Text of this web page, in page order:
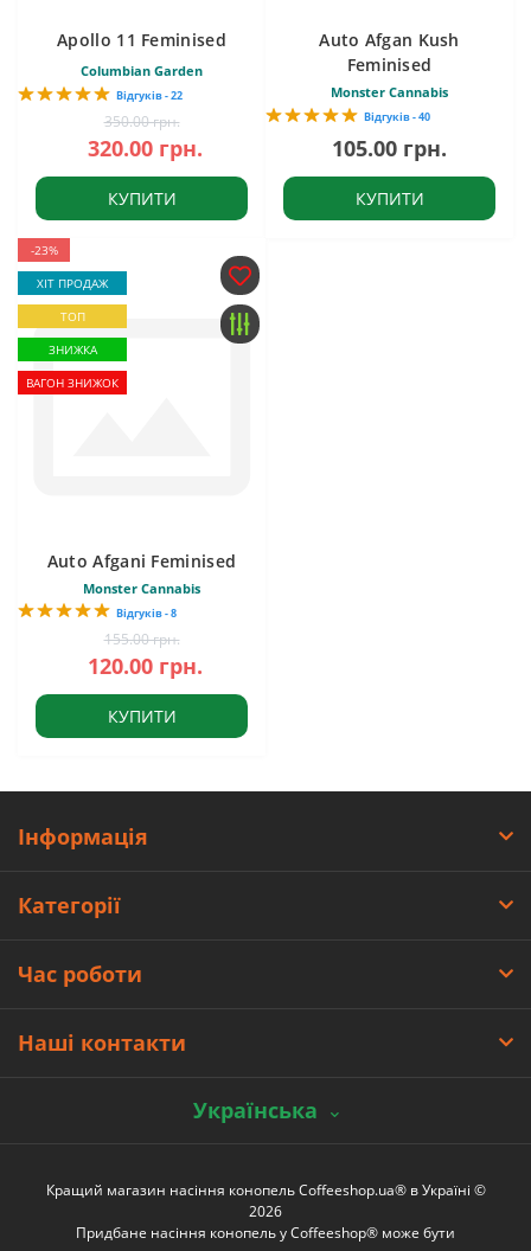
Apollo 11 Feminised
Columbian Garden
Відгуків - 22
350.00 грн.
320.00 грн.
КУПИТИ
Auto Afgan Kush
Feminised
Monster Cannabis
Відгуків - 40
105.00 грн.
КУПИТИ
-23%
ХІТ ПРОДАЖ
ТОП
ЗНИЖКА
ВАГОН ЗНИЖОК
Auto Afgani Feminised
Monster Cannabis
Відгуків - 8
155.00 грн.
120.00 грн.
КУПИТИ
Інформація
Категорії
Час роботи
Наші контакти
Українська
Кращий магазин насіння конопель Coffeeshop.ua® в Україні ©
2026
Придбане насіння конопель у Coffeeshop® може бути